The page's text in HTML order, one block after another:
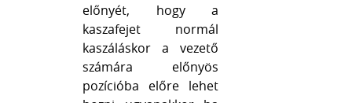
előnyét, hogy a
kaszafejet normál
kaszáláskor a vezető
számára előnyös
pozícióba előre lehet